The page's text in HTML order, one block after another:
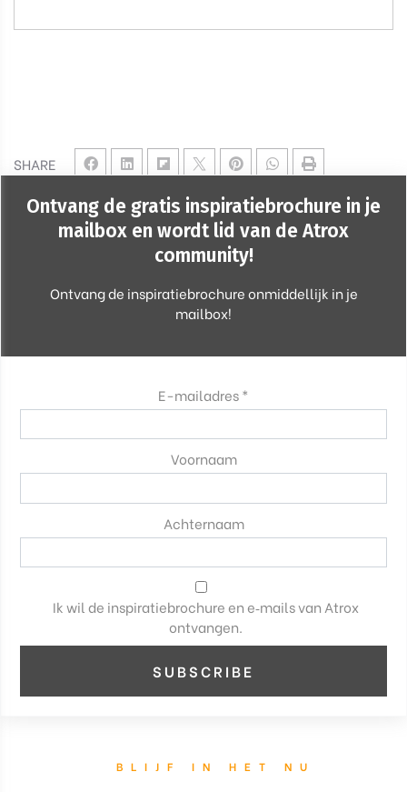
SHARE
Ontvang de gratis inspiratiebrochure in je
mailbox en wordt lid van de Atrox
community!
Ontvang de inspiratiebrochure onmiddellijk in je
mailbox!
E-mailadres *
Voornaam
Achternaam
Ik wil de inspiratiebrochure en e‑mails van Atrox
ontvangen.
BLIJF IN HET NU